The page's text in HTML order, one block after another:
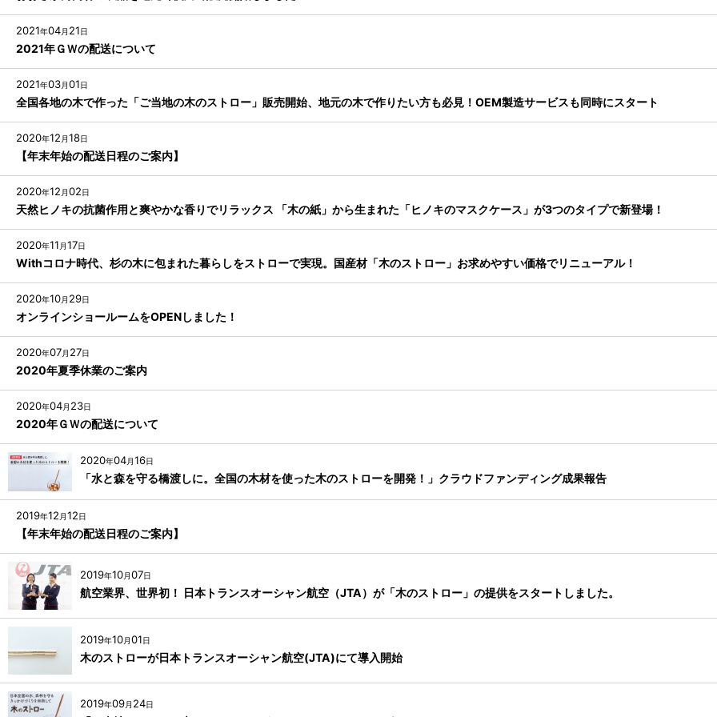
2021年04月 21日
2021年ＧＷの配送について
2021年03月01日
全国各地の木で作った「ご当地の木のストロー」販売開始、地元の木で作りたい方も必見！OEM製造サービスも同時にスタート
2020年12 月18日
【年末年始の配送日程のご案内】
2020年12 月02日
天然ヒノキの抗菌作用と爽やかな香りでリラックス 「木の紙」から生まれた「ヒノキのマスクケース」が3つのタイプで新登場！
2020年11 月17日
Withコロナ時代、杉の木に包まれた暮らしをストローで実現。国産材「木のストロー」お求めやすい価格でリニューアル！
2020年10月 29日
オンラインショールームをOPENしました！
2020年07月 27日
2020年夏季休業のご案内
2020年04月 23日
2020年ＧＷの配送について
2020年04月16日
「水と森を守る橋渡しに。全国の木材を使った木のストローを開発！」クラウドファンディング成果報告
2019年12 月12日
【年末年始の配送日程のご案内】
2019年10月07日
航空業界、世界初！ ⽇本トランスオーシャン航空（JTA）が「⽊のストロー」の提供をスタートしました。
2019年10月01日
木のストローが日本トランスオーシャン航空(JTA)にて導入開始
2019年09月 24日